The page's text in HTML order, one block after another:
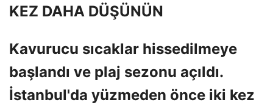
KEZ DAHA DÜŞÜNÜN
Kavurucu sıcaklar hissedilmeye
başlandı ve plaj sezonu açıldı.
İstanbul'da yüzmeden önce iki kez